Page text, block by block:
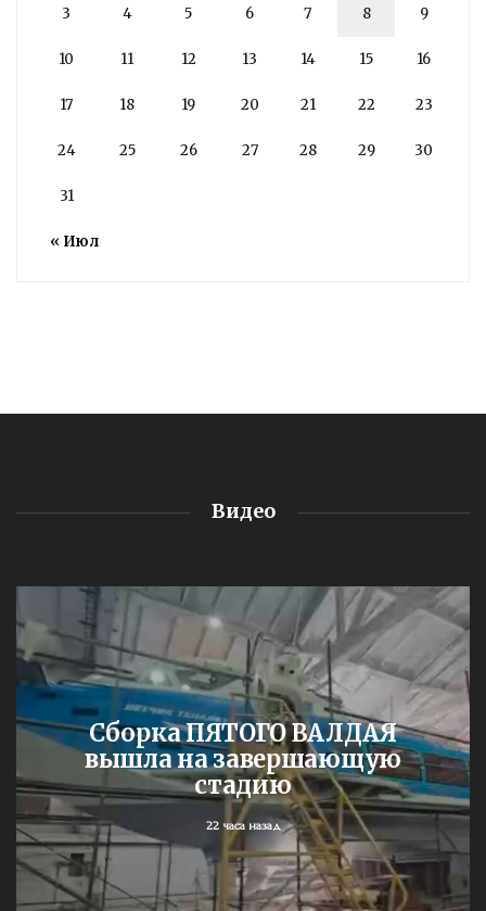
« Июл
3 4 5 6 7 8 9
10 11 12 13 14 15 16
17 18 19 20 21 22 23
24 25 26 27 28 29 30
31
Видео
Сборка ПЯТОГО ВАЛДАЯ
вышла на завершающую
стадию
22 часа назад